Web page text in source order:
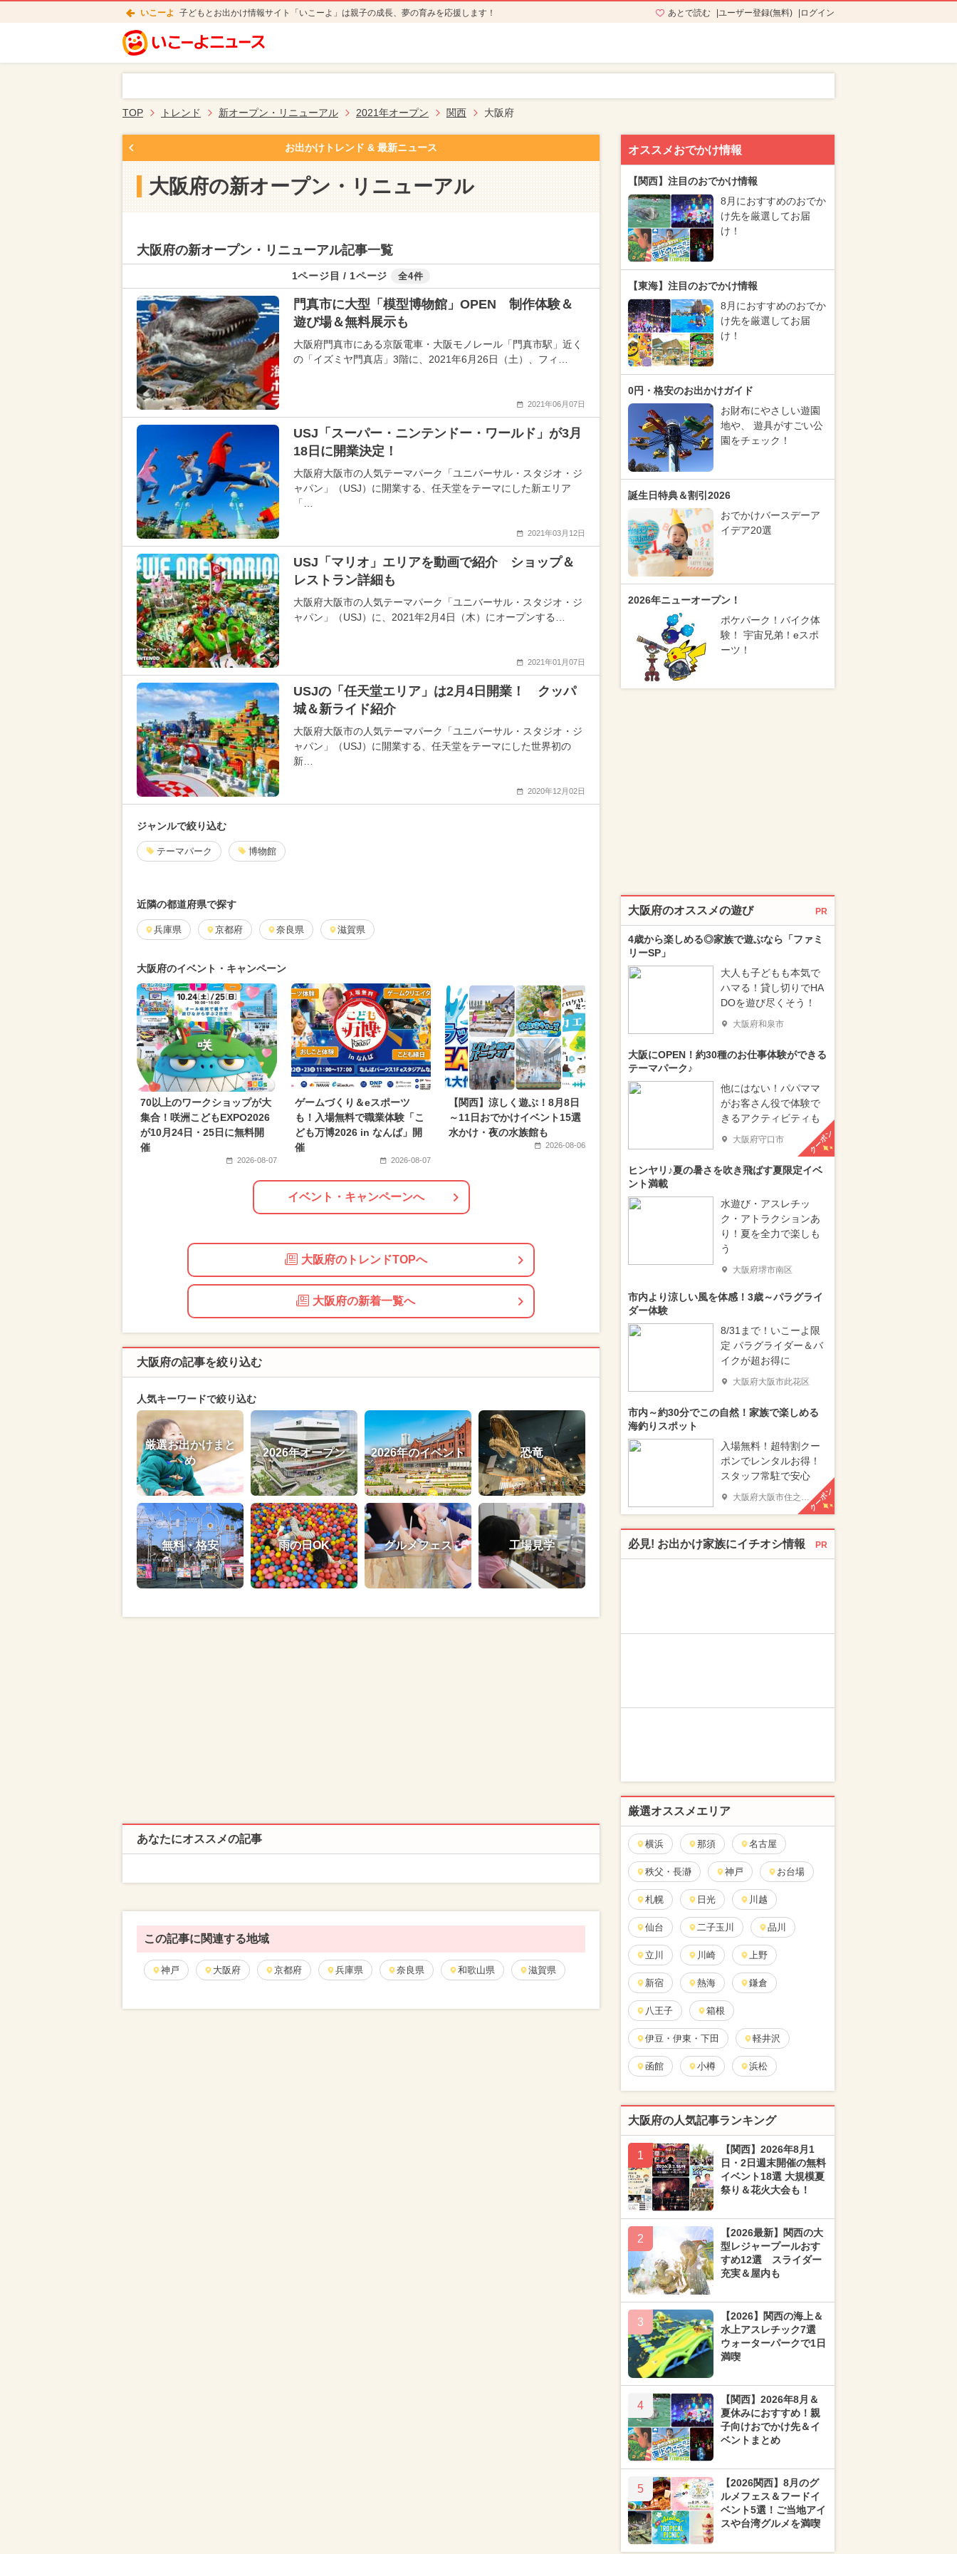
いこーよ 子どもとお出かけ情報サイト「いこーよ」は親子の成長、夢の育みを応援します！ あとで読む ユーザー登録(無料) ログイン
TOP トレンド 新オープン・リニューアル 2021年オープン 関西 大阪府
お出かけトレンド & 最新ニュース
大阪府の新オープン・リニューアル
大阪府の新オープン・リニューアル記事一覧
1ページ目 / 1ページ 全4件
門真市に大型「模型博物館」OPEN 制作体験＆
遊び場＆無料展示も
大阪府門真市にある京阪電車・大阪モノレール「門真市駅」近く
の「イズミヤ門真店」3階に、2021年6月26日（土）、フィ…
2021年06月07日
USJ「スーパー・ニンテンドー・ワールド」が3月
18日に開業決定！
大阪府大阪市の人気テーマパーク「ユニバーサル・スタジオ・ジ
ャパン」（USJ）に開業する、任天堂をテーマにした新エリア
「…
2021年03月12日
USJ「マリオ」エリアを動画で紹介 ショップ＆
レストラン詳細も
大阪府大阪市の人気テーマパーク「ユニバーサル・スタジオ・ジ
ャパン」（USJ）に、2021年2月4日（木）にオープンする…
2021年01月07日
USJの「任天堂エリア」は2月4日開業！ クッパ
城＆新ライド紹介
大阪府大阪市の人気テーマパーク「ユニバーサル・スタジオ・ジ
ャパン」（USJ）に開業する、任天堂をテーマにした世界初の
新…
2020年12月02日
ジャンルで絞り込む
テーマパーク 博物館
近隣の都道府県で探す
兵庫県 京都府 奈良県 滋賀県
大阪府のイベント・キャンペーン
70以上のワークショップが大
集合！咲洲こどもEXPO2026
が10月24日・25日に無料開
催
2026-08-07
ゲームづくり＆eスポーツ
も！入場無料で職業体験「こ
ども万博2026 in なんば」開
催
2026-08-07
【関西】涼しく遊ぶ！8月8日
～11日おでかけイベント15選
水かけ・夜の水族館も
2026-08-06
イベント・キャンペーンへ
大阪府のトレンドTOPへ
大阪府の新着一覧へ
大阪府の記事を絞り込む
人気キーワードで絞り込む
厳選お出かけまと
め
2026年オープン 2026年のイベント 恐竜
無料・格安 雨の日OK グルメフェス 工場見学
あなたにオススメの記事
この記事に関連する地域
神戸 大阪府 京都府 兵庫県 奈良県 和歌山県 滋賀県
オススメおでかけ情報
【関西】注目のおでかけ情報
8月におすすめのおでか
け先を厳選してお届
け！
【東海】注目のおでかけ情報
8月におすすめのおでか
け先を厳選してお届
け！
0円・格安のお出かけガイド
お財布にやさしい遊園
地や、 遊具がすごい公
園をチェック！
誕生日特典＆割引2026
おでかけバースデーア
イデア20選
2026年ニューオープン！
ポケパーク！バイク体
験！ 宇宙兄弟！eスポ
ーツ！
大阪府のオススメの遊び PR
4歳から楽しめる◎家族で遊ぶなら「ファミ
リーSP」
大人も子どもも本気で
ハマる！貸し切りでHA
DOを遊び尽くそう！
大阪府和泉市
大阪にOPEN！約30種のお仕事体験ができる
テーマパーク♪
他にはない！パパママ
がお客さん役で体験で
きるアクティビティも
大阪府守口市 クーポン
ヒンヤリ♪夏の暑さを吹き飛ばす夏限定イベ
ント満載
水遊び・アスレチッ
ク・アトラクションあ
り！夏を全力で楽しも
う
大阪府堺市南区
市内より涼しい風を体感！3歳～パラグライ
ダー体験
8/31まで！いこーよ限
定 パラグライダー＆バ
イクが超お得に
大阪府大阪市此花区
市内～約30分でこの自然！家族で楽しめる
海釣りスポット
入場無料！超特割クー
ポンでレンタルお得！
スタッフ常駐で安心
大阪府大阪市住之江区 クーポン
必見! お出かけ家族にイチオシ情報 PR
厳選オススメエリア
横浜 那須 名古屋
秩父・長瀞 神戸 お台場
札幌 日光 川越
仙台 二子玉川 品川
立川 川崎 上野
新宿 熱海 鎌倉
八王子 箱根
伊豆・伊東・下田 軽井沢
函館 小樽 浜松
大阪府の人気記事ランキング
1
【関西】2026年8月1
日・2日週末開催の無料
イベント18選 大規模夏
祭り＆花火大会も！
2
【2026最新】関西の大
型レジャープールおす
すめ12選 スライダー
充実＆屋内も
3
【2026】関西の海上＆
水上アスレチック7選
ウォーターパークで1日
満喫
4
【関西】2026年8月＆
夏休みにおすすめ！親
子向けおでかけ先＆イ
ベントまとめ
5
【2026関西】8月のグ
ルメフェス＆フードイ
ベント5選！ご当地アイ
スや台湾グルメを満喫